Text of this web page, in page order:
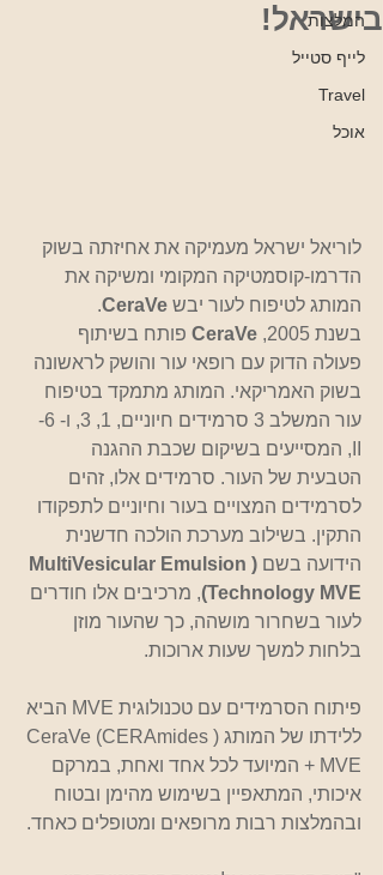
המלצות
לייף סטייל
Travel
אוכל
בישראל!
לוריאל ישראל מעמיקה את אחיזתה בשוק
הדרמו-קוסמטיקה המקומי ומשיקה את
המותג לטיפוח לעור יבש CeraVe
.
בשנת 2005,
CeraVe פותח בשיתוף
פעולה הדוק עם רופאי עור והושק לראשונה
בשוק האמריקאי. המותג מתמקד בטיפוח
עור המשלב 3 סרמידים חיוניים, 1, 3, ו- 6-
II, המסייעים בשיקום שכבת ההגנה
הטבעית של העור. סרמידים אלו, זהים
לסרמידים המצויים בעור וחיוניים לתפקודו
התקין. בשילוב מערכת הולכה חדשנית
הידועה בשם
(MultiVesicular Emulsion
Technology MVE) , מרכיבים אלו חודרים
לעור בשחרור מושהה, כך שהעור מוזן
בלחות למשך שעות ארוכות.
פיתוח הסרמידים עם טכנולוגית MVE הביא
ללידתו של המותג (CeraVe (CERAmides
+ MVE המיועד לכל אחד ואחת, במרקם
איכותי, המתאפיין בשימוש מהימן ובטוח
ובהמלצות רבות מרופאים ומטופלים כאחד.